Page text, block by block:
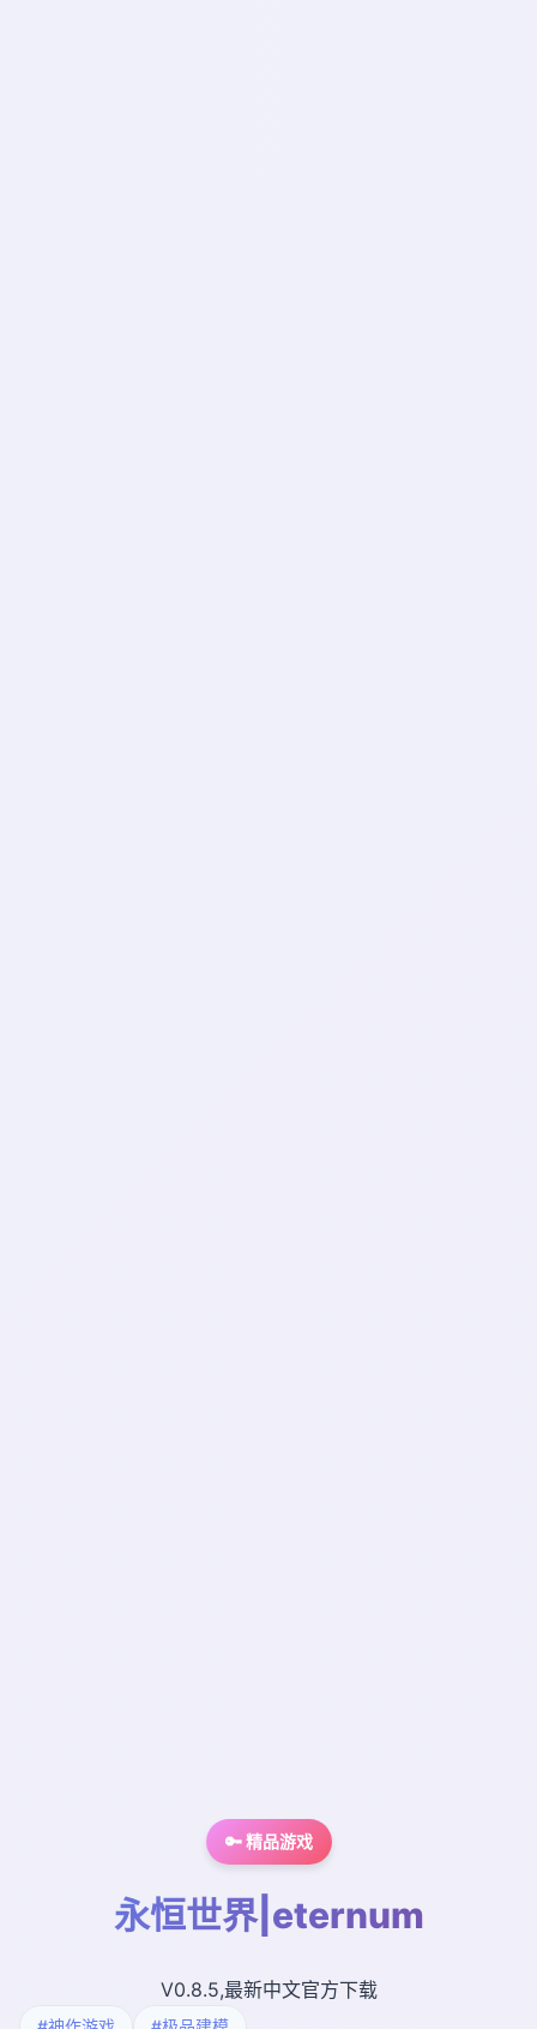
🔑 精品游戏
永恒世界|eternum
V0.8.5,最新中文官方下载